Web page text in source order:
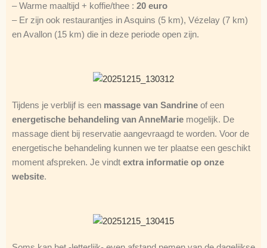
– Warme maaltijd + koffie/thee : 20 euro
– Er zijn ook restaurantjes in Asquins (5 km), Vézelay (7 km)
en Avallon (15 km) die in deze periode open zijn.
Tijdens je verblijf is een massage van Sandrine of een
energetische behandeling van AnneMarie mogelijk. De
massage dient bij reservatie aangevraagd te worden. Voor de
energetische behandeling kunnen we ter plaatse een geschikt
moment afspreken. Je vindt extra informatie op onze
website.